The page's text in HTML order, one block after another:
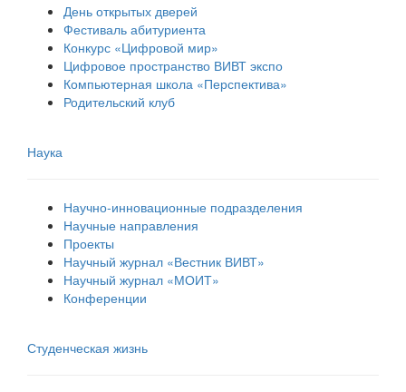
День открытых дверей
Фестиваль абитуриента
Конкурс «Цифровой мир»
Цифровое пространство ВИВТ экспо
Компьютерная школа «Перспектива»
Родительский клуб
Наука
Научно-инновационные подразделения
Научные направления
Проекты
Научный журнал «Вестник ВИВТ»
Научный журнал «МОИТ»
Конференции
Студенческая жизнь